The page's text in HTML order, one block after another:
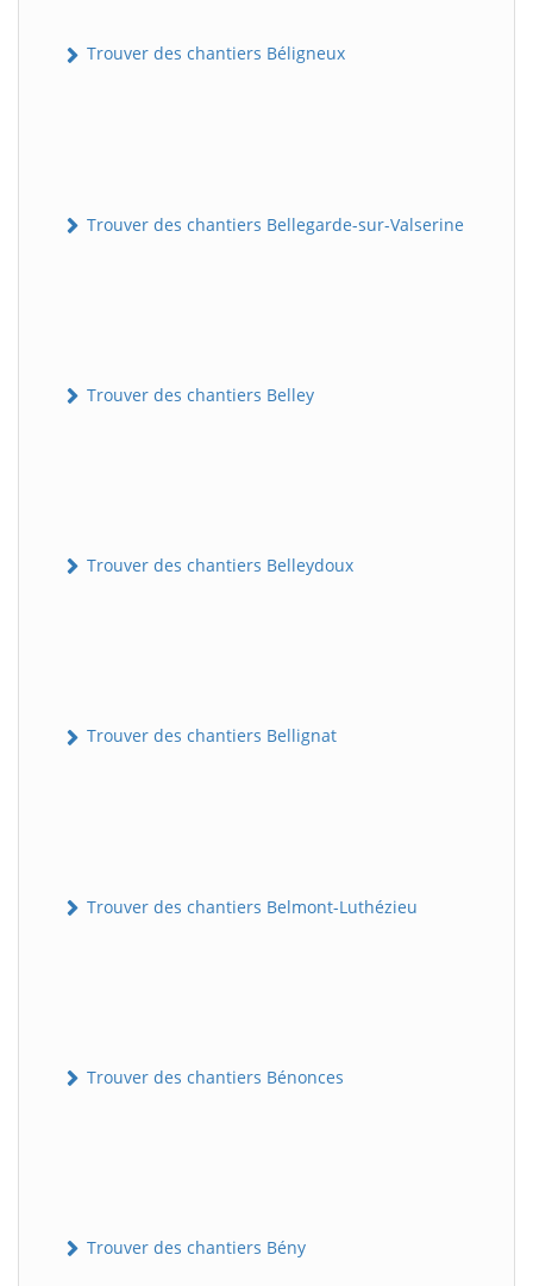
Trouver des chantiers Béligneux
Trouver des chantiers Bellegarde-sur-Valserine
Trouver des chantiers Belley
Trouver des chantiers Belleydoux
Trouver des chantiers Bellignat
Trouver des chantiers Belmont-Luthézieu
Trouver des chantiers Bénonces
Trouver des chantiers Bény